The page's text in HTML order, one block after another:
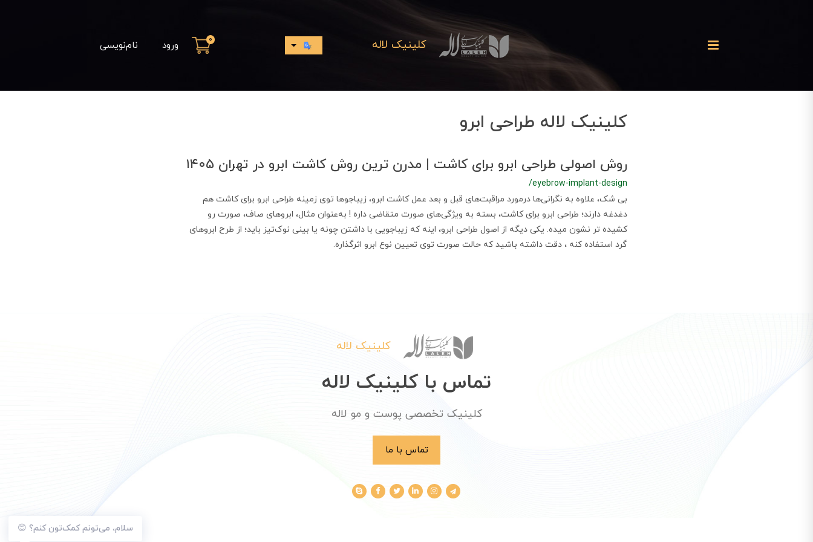
کلینیک لاله 0 ورود نام‌نویسی
کلینیک لاله طراحی ابرو
روش اصولی طراحی ابرو برای کاشت | مدرن ترین روش کاشت ابرو در تهران ۱۴۰۵
/eyebrow-implant-design
بی شک، علاوه به نگرانی‌ها درمورد مراقبت‌های قبل و بعد عمل کاشت ابرو، زیباجوها توی زمینه طراحی ابرو برای کاشت هم
دغدغه‌ دارند؛ طراحی ابرو برای کاشت، بسته به ویژگی‌های صورت متقاضی داره ! به‌عنوان مثال، ابروهای صاف، صورت رو
کشیده‌ تر نشون میده. یکی دیگه از اصول طراحی ابرو، اینه که زیباجویی با داشتن چونه یا بینی نوک‌تیز باید؛ از طرح ابروهای
گرد استفاده کنه ، دقت داشته باشید که حالت صورت توی تعیین نوع ابرو اثرگذاره.
سلام، می‌تونم کمک‌تون کنم؟ 😊
کلینیک لاله
تماس با کلینیک لاله
کلینیک تخصصی پوست و مو لاله
تماس با ما